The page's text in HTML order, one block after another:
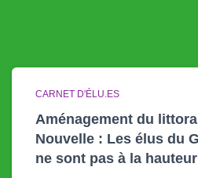
CARNET D'ÉLU.ES
Aménagement du
Nouvelle : Les élus du
ne sont pas à la